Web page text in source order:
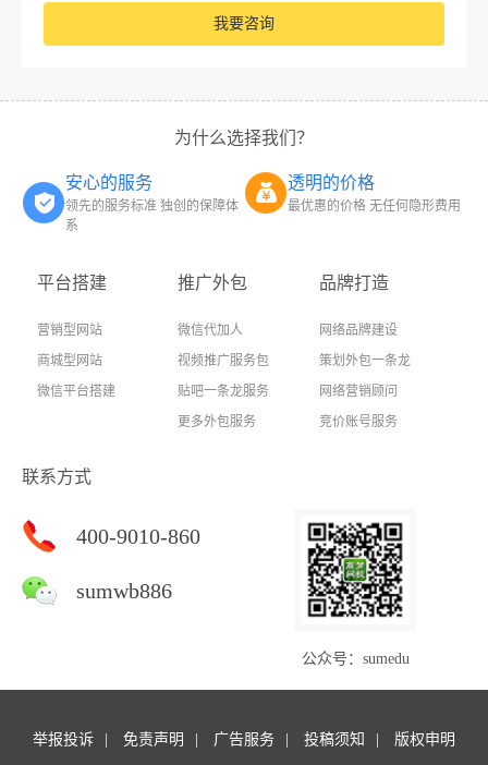
我要咨询
为什么选择我们？
安心的服务
领先的服务标准 独创的保障体
系
透明的价格
最优惠的价格 无任何隐形费用
平台搭建
营销型网站
商城型网站
微信平台搭建
推广外包
微信代加人
视频推广服务包
贴吧一条龙服务
更多外包服务
品牌打造
网络品牌建设
策划外包一条龙
网络营销顾问
竞价账号服务
联系方式
400-9010-860
sumwb886
公众号：sumedu
举报投诉 免责声明 广告服务 投稿须知 版权申明